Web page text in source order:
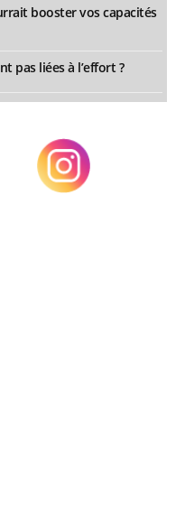
booster vos capacités
pas liées à l’effort ?